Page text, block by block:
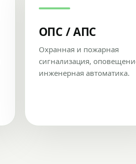
ОПС / АПС
Охранная и пожарная
сигнализация,
инженерная автоматика.